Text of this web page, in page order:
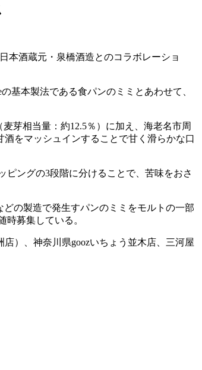
本酒蔵元・泉橋酒造とのコラボレーショ
基本製法である食パンのミミとあわせて、
芽相当量：約12.5％）に加え、海老名市周
をマッシュインすることで甘く滑らかな口
ングの3段階に分けることで、苦味をおさ
どの製造で発生すパンのミミをモルトの一部
募集している。
）、神奈川県goozいちょう並木店、三河屋